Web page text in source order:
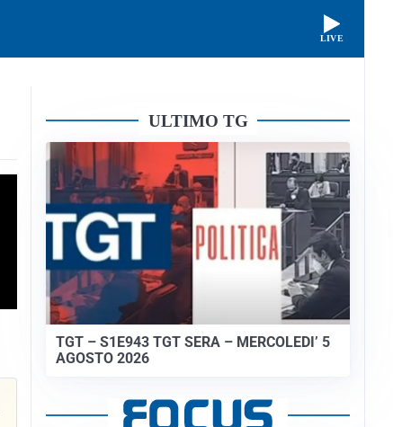
LIVE
ULTIMO TG
TGT – S1E943 TGT SERA – MERCOLEDI’ 5
AGOSTO 2026